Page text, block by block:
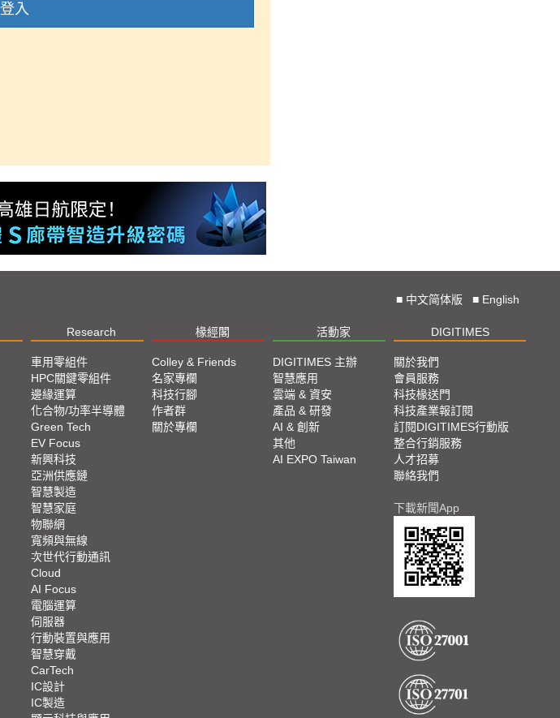
登入
■ 中文简体版 ■ English
Research 椽經閣 活動家 DIGITIMES
車用零組件
HPC關鍵零組件
邊緣運算
化合物/功率半導體
Green Tech
EV Focus
新興科技
亞洲供應鏈
智慧製造
智慧家庭
物聯網
寬頻與無線
次世代行動通訊
Cloud
AI Focus
電腦運算
伺服器
行動裝置與應用
智慧穿戴
CarTech
IC設計
IC製造
Colley & Friends
名家專欄
科技行腳
作者群
關於專欄
DIGITIMES 主辦
智慧應用
雲端 & 資安
產品 & 研發
AI & 創新
其他
AI EXPO Taiwan
關於我們
會員服務
科技椽送門
科技產業報訂閱
訂閱DIGITIMES行動版
整合行銷服務
人才招募
聯絡我們
下載新聞App